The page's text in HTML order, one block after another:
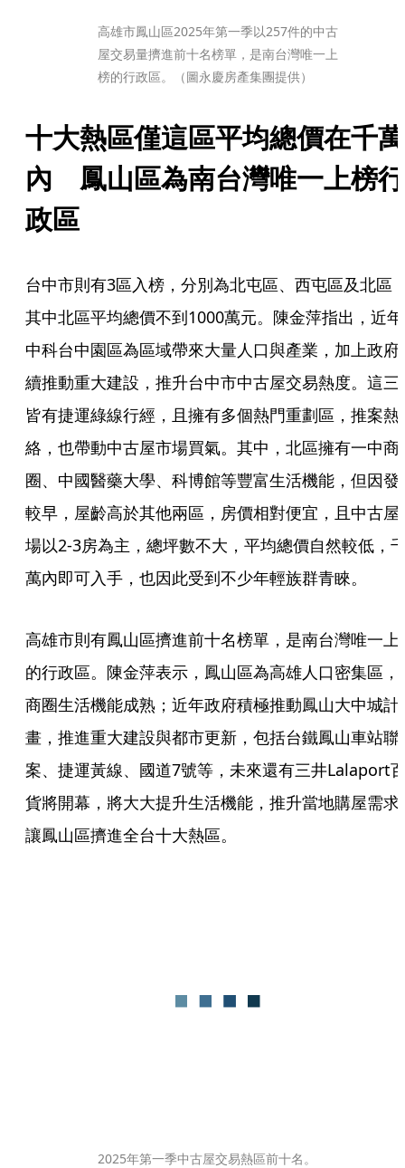
高雄市鳳山區2025年第一季以257件的中古
屋交易量擠進前十名榜單，是南台灣唯一上
榜的行政區。（圖永慶房產集團提供）
十大熱區僅這區平均總價在千萬
內　鳳山區為南台灣唯一上榜行
政區
台中市則有3區入榜，分別為北屯區、西屯區及北區
其中北區平均總價不到1000萬元。陳金萍指出，近年
中科台中園區為區域帶來大量人口與產業，加上政府
續推動重大建設，推升台中市中古屋交易熱度。這三
皆有捷運綠線行經，且擁有多個熱門重劃區，推案熱
絡，也帶動中古屋市場買氣。其中，北區擁有一中商
圈、中國醫藥大學、科博館等豐富生活機能，但因發
較早，屋齡高於其他兩區，房價相對便宜，且中古屋
場以2-3房為主，總坪數不大，平均總價自然較低，
萬內即可入手，也因此受到不少年輕族群青睞。
高雄市則有鳳山區擠進前十名榜單，是南台灣唯一上
的行政區。陳金萍表示，鳳山區為高雄人口密集區，
商圈生活機能成熟；近年政府積極推動鳳山大中城計
畫，推進重大建設與都市更新，包括台鐵鳳山車站聯
案、捷運黃線、國道7號等，未來還有三井Lalaport
貨將開幕，將大大提升生活機能，推升當地購屋需求
讓鳳山區擠進全台十大熱區。
2025年第一季中古屋交易熱區前十名。